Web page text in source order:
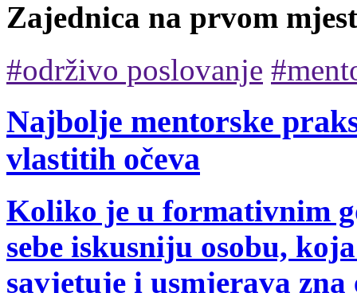
Zajednica na prvom
#održivo poslovanje
Najbolje mentorske
vlastitih očeva
Koliko je u formativnim
sebe iskusniju osobu,
savjetuje i usmjerava